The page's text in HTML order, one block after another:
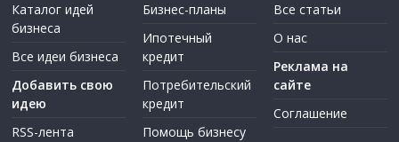
Каталог идей
бизнеса
Все идеи бизнеса
Добавить свою
идею
RSS-лента
Бизнес-планы
Ипотечный
кредит
Потребительский
кредит
Помощь бизнесу
Все статьи
О нас
Реклама на
сайте
Соглашение